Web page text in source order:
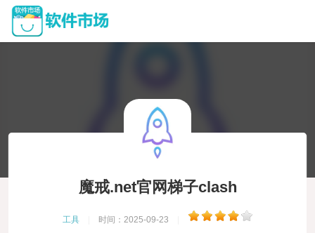
魔戒.net官网梯子clash
工具 时间：2025-09-23